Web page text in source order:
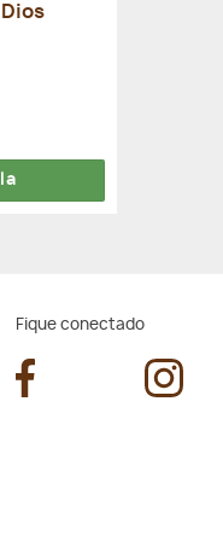
Fique conectado